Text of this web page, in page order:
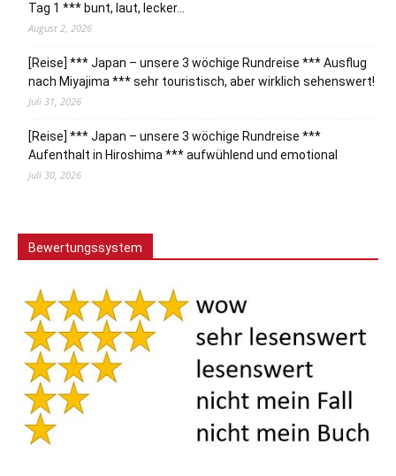
Tag 1 *** bunt, laut, lecker…
August 2, 2026
[Reise] *** Japan – unsere 3 wöchige Rundreise *** Ausflug
nach Miyajima *** sehr touristisch, aber wirklich sehenswert!
Juli 31, 2026
[Reise] *** Japan – unsere 3 wöchige Rundreise ***
Aufenthalt in Hiroshima *** aufwühlend und emotional
Juli 30, 2026
Bewertungssystem